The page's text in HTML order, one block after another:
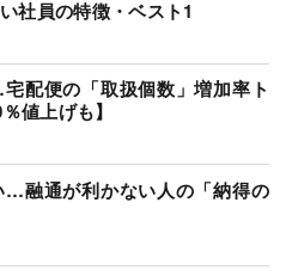
社員の特徴・ベスト1
配便の「取扱個数」増加率ト
値上げも】
…融通が利かない人の「納得の